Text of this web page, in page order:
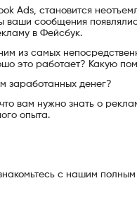
Ads, становится
ваши сообщения
в Фейсбук.
из самых
это работает? Какую
заработанных денег?
вам нужно знать о
опыта.
с нашим